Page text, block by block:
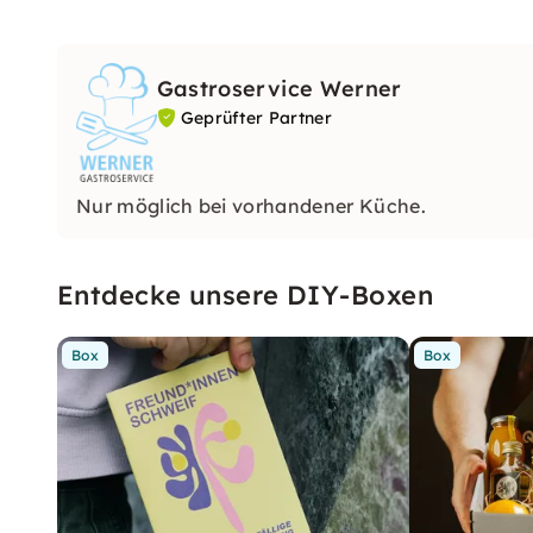
Gastroservice Werner
Geprüfter Partner
Nur möglich bei vorhandener Küche.
Entdecke unsere DIY-Boxen
Box Box